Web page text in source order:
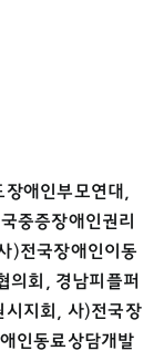
애인부모연대,
중증장애인권리
)전국장애인이동
의회, 경남피플퍼
시지회, 사)전국장
인동료상담개발